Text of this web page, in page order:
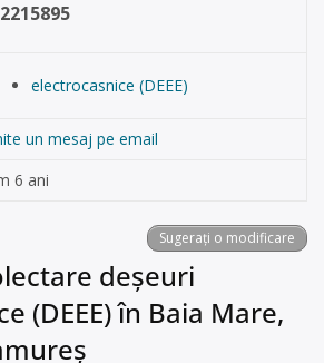
electrocasnice (DEEE)
un mesaj pe email
6 ani
Sugerați o modificare
deșeuri
(DEEE) în Baia Mare,